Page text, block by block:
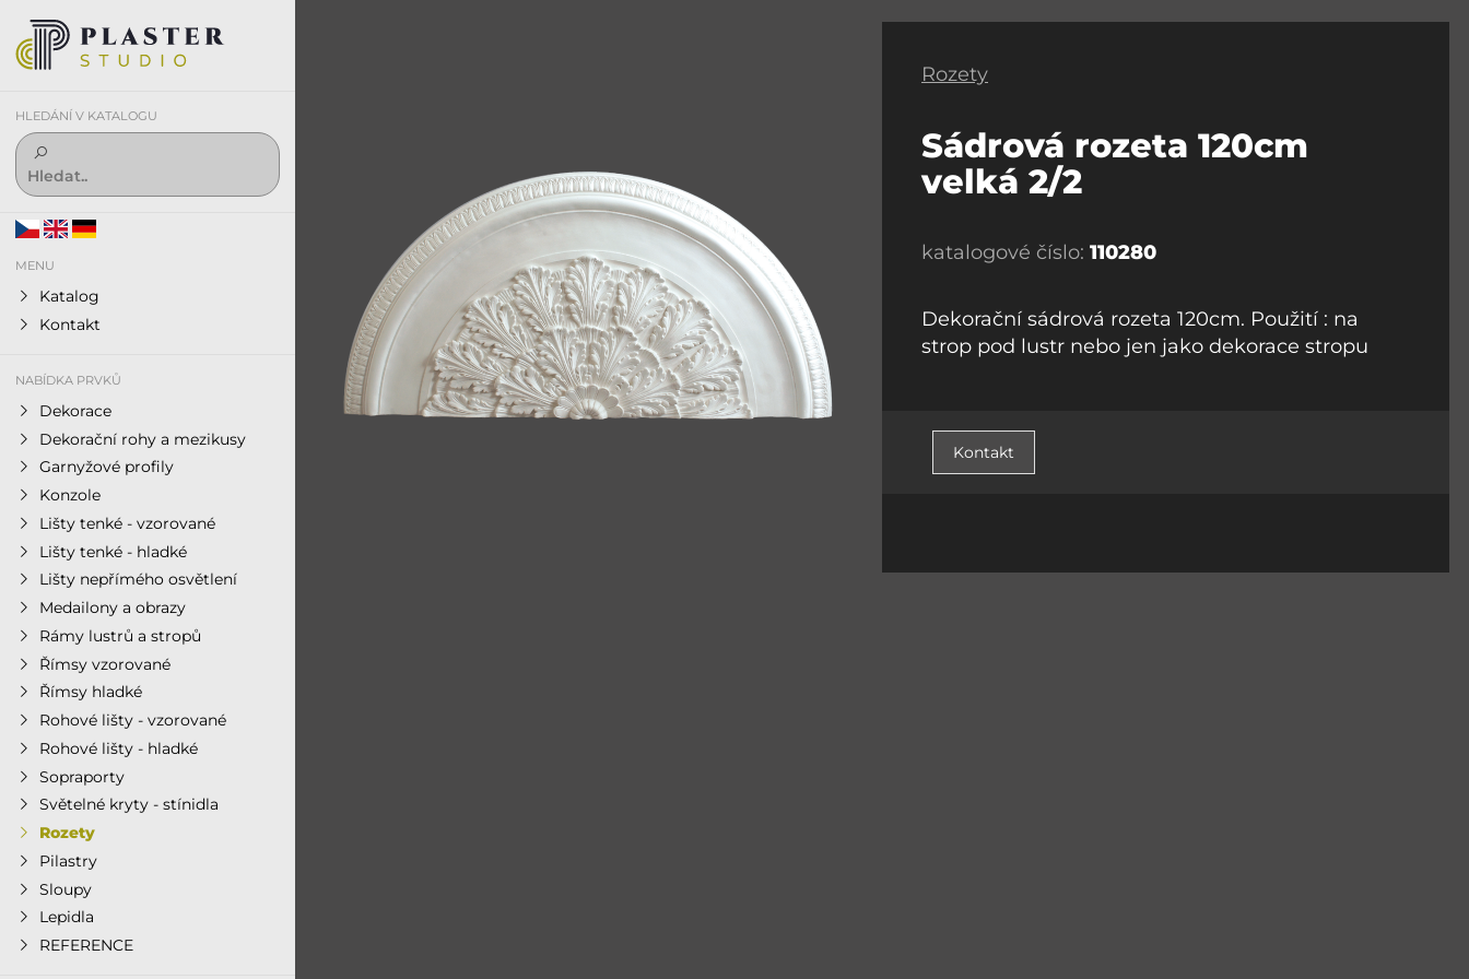
HLEDÁNÍ V KATALOGU
MENU
Katalog
Kontakt
NABÍDKA PRVKŮ
Dekorace
Dekorační rohy a mezikusy
Garnyžové profily
Konzole
Lišty tenké - vzorované
Lišty tenké - hladké
Lišty nepřímého osvětlení
Medailony a obrazy
Rámy lustrů a stropů
Římsy vzorované
Římsy hladké
Rohové lišty - vzorované
Rohové lišty - hladké
Sopraporty
Světelné kryty - stínidla
Rozety
Pilastry
Sloupy
Lepidla
REFERENCE
Rozety
Sádrová rozeta 120cm
velká 2/2
katalogové číslo: 110280
Dekorační sádrová rozeta 120cm. Použití : na
strop pod lustr nebo jen jako dekorace stropu
Kontakt